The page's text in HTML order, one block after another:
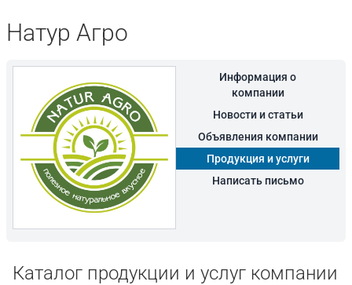
Натур Агро
Информация о
компании
Новости и статьи
Объявления компании
Продукция и услуги
Написать письмо
Каталог продукции и услуг компании